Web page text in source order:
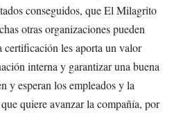
conseguidos, que El Milagrito
otras organizaciones pueden
certificación les aporta un valor
interna y garantizar una buena
y esperan los empleados y la
quiere avanzar la compañía, por